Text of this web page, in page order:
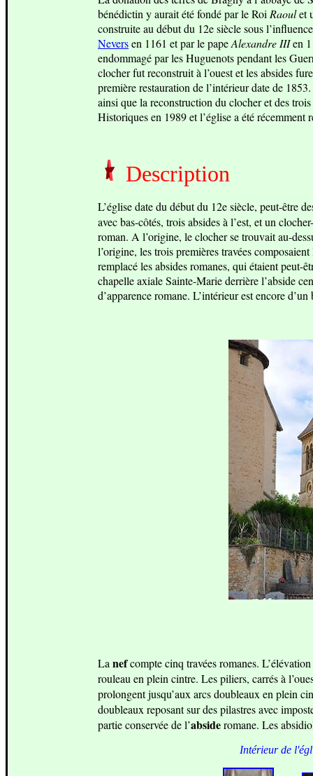
bénédictin y aurait été fondé par le Roi Raoulet
construite au début du 12e siècle sous
Neversen 1161 et par le papeAlexandre IIIen
endommagé par les Huguenots pendant les
clocher fut reconstruit à l’ouest et les absides
première restauration de l’intérieur date de
ainsi que la reconstruction du clocher et des
Historiques en 1989 et l’église a été récemment
Description
L’église date du début du 12e siècle, peut-être
avec bas-côtés, trois absides à l’est, et un
roman. A l’origine, le clocher se trouvait au-
l’origine, les trois premières travées
remplacé les absides romanes, qui étaient peut-
chapelle axiale Sainte-Marie derrière l’abside
d’apparence romane. L’intérieur est encore
La nefcompte cinq travées romanes.
rouleau en plein cintre. Les piliers, carrés à
prolongent jusqu’aux arcs doubleaux en plein
doubleaux reposant sur des pilastres avec
partie conservée de l’absideromane. Les
Intérieur de